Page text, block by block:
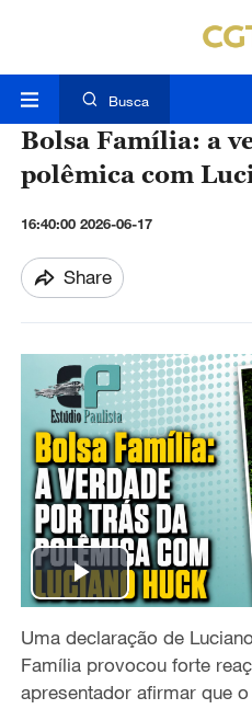
Busca
Bolsa Família: a
polêmica com
16:40:00 2026-06-17
Share
P
l
a
Uma declaração de
Família provocou forte
apresentador afirmar que